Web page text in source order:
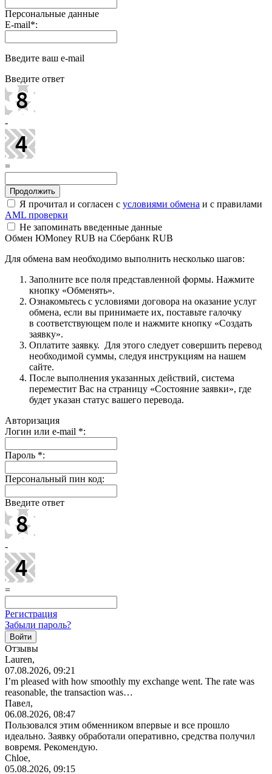
Персональные данные
E-mail*:
Введите ваш e-mail
Введите ответ
-
=
Я прочитал и согласен с условиями обмена и с правилами
AML проверки
Не запоминать введенные данные
Обмен ЮMoney RUB на Сбербанк RUB
Для обмена вам необходимо выполнить несколько шагов:
Заполните все поля представленной формы. Нажмите
кнопку «Обменять».
Ознакомьтесь с условиями договора на оказание услуг
обмена, если вы принимаете их, поставьте галочку
в соответствующем поле и нажмите кнопку «Создать
заявку».
Оплатите заявку. Для этого следует совершить перевод
необходимой суммы, следуя инструкциям на нашем
сайте.
После выполнения указанных действий, система
переместит Вас на страницу «Состояние заявки», где
будет указан статус вашего перевода.
Авторизация
Логин или e-mail *:
Пароль *:
Персональный пин код:
Введите ответ
-
=
Регистрация
Забыли пароль?
Отзывы
Lauren,
07.08.2026, 09:21
I’m pleased with how smoothly my exchange went. The rate was
reasonable, the transaction was…
Павел,
06.08.2026, 08:47
Пользовался этим обменником впервые и все прошло
идеально. Заявку обработали оперативно, средства получил
вовремя. Рекомендую.
Chloe,
05.08.2026, 09:15